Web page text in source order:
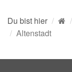
Du bist hier
Altenstadt